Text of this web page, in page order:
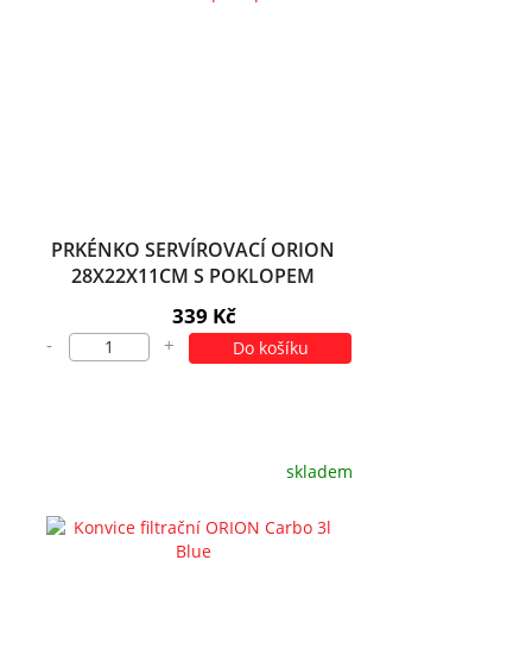
PRKÉNKO SERVÍROVACÍ ORION
28X22X11CM S POKLOPEM
339 Kč
- + Do košíku
skladem